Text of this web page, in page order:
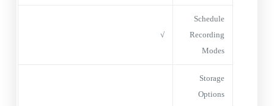
Schedule
Recording
Modes
√
Storage
Options